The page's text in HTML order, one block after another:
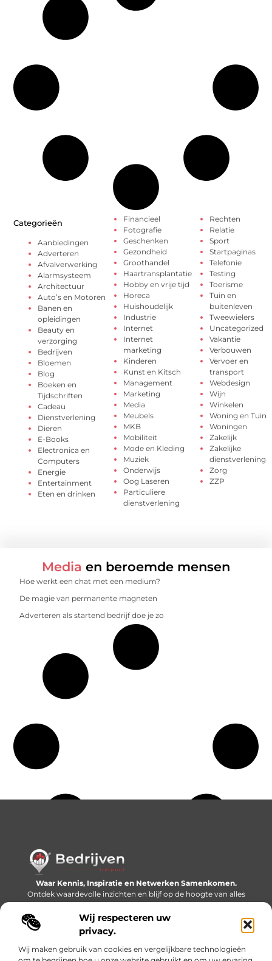
Wij respecteren uw
privacy.
Wij maken gebruik van cookies en vergelijkbare technologieën
Categorieën
Aanbiedingen
Adverteren
Afvalverwerking
Alarmsysteem
Architectuur
Auto’s en Motoren
Banen en
opleidingen
Beauty en
verzorging
Bedrijven
Bloemen
Blog
Boeken en
Tijdschriften
Cadeau
Dienstverlening
Dieren
E-Books
Electronica en
Computers
Energie
Entertainment
Eten en drinken
Financieel
Fotografie
Geschenken
Gezondheid
Groothandel
Haartransplantatie
Hobby en vrije tijd
Horeca
Huishoudelijk
Industrie
Internet
Internet
marketing
Kinderen
Kunst en Kitsch
Management
Marketing
Media
Meubels
MKB
Mobiliteit
Mode en Kleding
Muziek
Onderwijs
Oog Laseren
Particuliere
dienstverlening
Rechten
Relatie
Sport
Startpaginas
Telefonie
Testing
Toerisme
Tuin en
buitenleven
Tweewielers
Uncategorized
Vakantie
Verbouwen
Vervoer en
transport
Webdesign
Wijn
Winkelen
Woning en Tuin
Woningen
Zakelijk
Zakelijke
dienstverlening
Zorg
ZZP
Media en beroemde mensen
Hoe werkt een chat met een medium?
De magie van permanente magneten
Adverteren als startend bedrijf doe je zo
Waar Kennis, Inspiratie en Netwerken Samenkomen.
Ontdek waardevolle inzichten en blijf op de hoogte van alles
wat er speelt in de wereld.
Bericht categorie